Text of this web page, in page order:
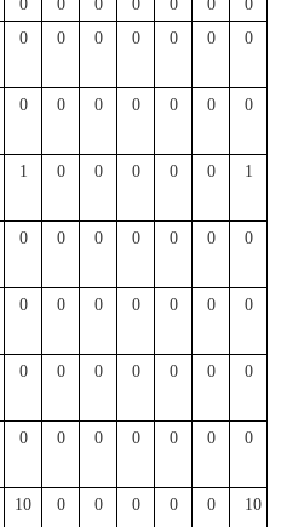
0 0 0 0 0 0
0
0 0 0 0 0 0 0
0 0 0 0 0 0 0
1 0 0 0 0 0 1
0 0 0 0 0 0 0
0 0 0 0 0 0 0
0 0 0 0 0 0 0
0 0 0 0 0 0 0
10 0 0 0 0 0 10